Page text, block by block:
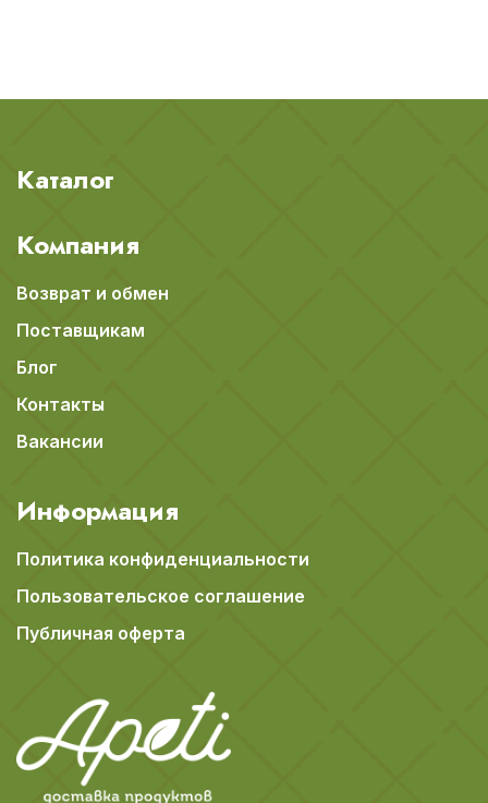
Каталог
Компания
Возврат и обмен
Поставщикам
Блог
Контакты
Вакансии
Информация
Политика конфиденциальности
Пользовательское соглашение
Публичная оферта